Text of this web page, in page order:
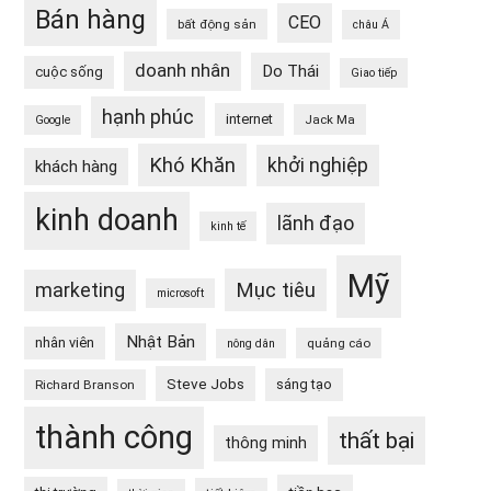
Bán hàng bất động sản CEO châu Á
cuộc sống doanh nhân Do Thái Giao tiếp
Google hạnh phúc internet Jack Ma
khách hàng Khó Khăn khởi nghiệp
kinh doanh kinh tế lãnh đạo
marketing microsoft Mục tiêu Mỹ
nhân viên Nhật Bản nông dân quảng cáo
Richard Branson Steve Jobs sáng tạo
thành công thông minh thất bại